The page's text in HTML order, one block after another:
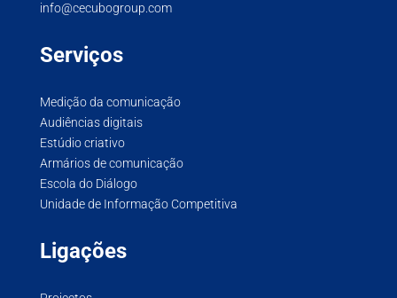
info@cecubogroup.com
Serviços
Medição da comunicação
Audiências digitais
Estúdio criativo
Armários de comunicação
Escola do Diálogo
Unidade de Informação Competitiva
Ligações